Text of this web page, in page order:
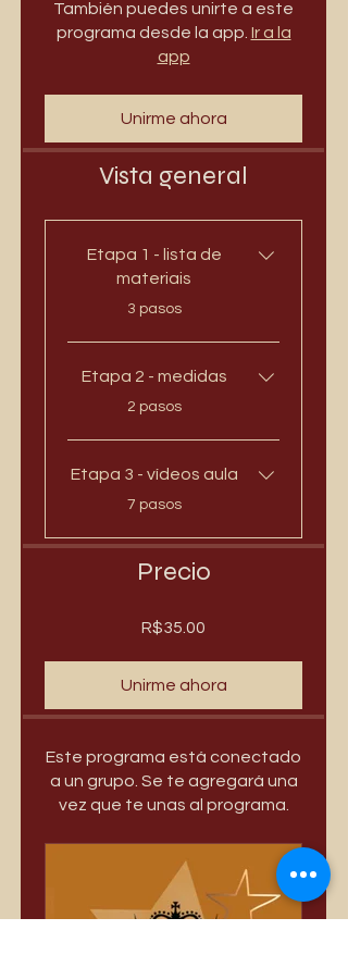
También puedes unirte a este
programa desde la app. Ir a la
app
Unirme ahora
Vista general
Etapa 1 - lista de
materiais
.
3 pasos
Etapa 2 - medidas
.
2 pasos
Etapa 3 - vídeos aula
.
7 pasos
Precio
R$35.00
Unirme ahora
Este programa está conectado
a un grupo. Se te agregará una
vez que te unas al programa.